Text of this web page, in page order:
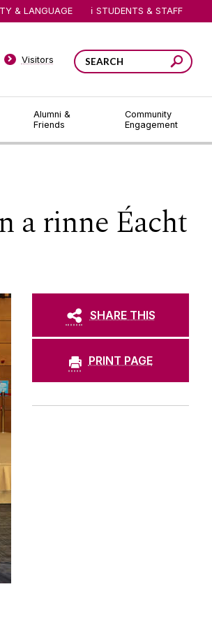
Alumni &
Friends
Community
Engagement
Visitors
& LANGUAGE STUDENTS & STAFF
a rinne Éacht
SHARE THIS
PRINT PAGE